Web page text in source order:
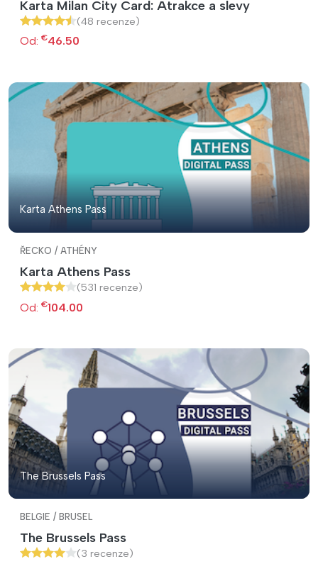
Karta Milan City Card: Atrakce a slevy
(48 recenze)
Od: €46.50
Karta Athens Pass
ŘECKO / ATHÉNY
Karta Athens Pass
(531 recenze)
Od: €104.00
The Brussels Pass
BELGIE / BRUSEL
The Brussels Pass
(3 recenze)